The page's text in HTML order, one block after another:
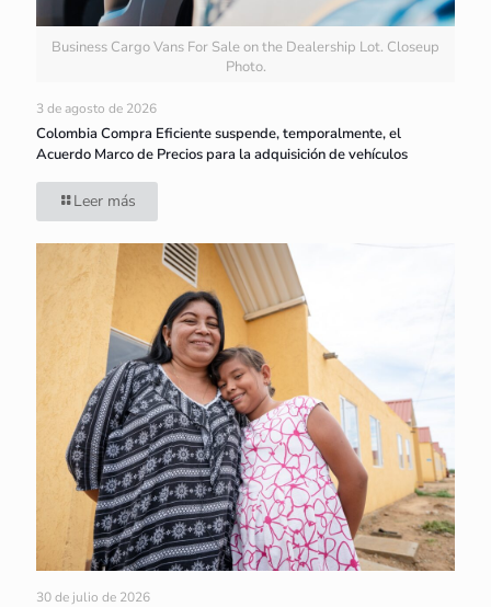
Business Cargo Vans For Sale on the Dealership Lot. Closeup
Photo.
3 de agosto de 2026
Colombia Compra Eficiente suspende, temporalmente, el
Acuerdo Marco de Precios para la adquisición de vehículos
Leer más
30 de julio de 2026